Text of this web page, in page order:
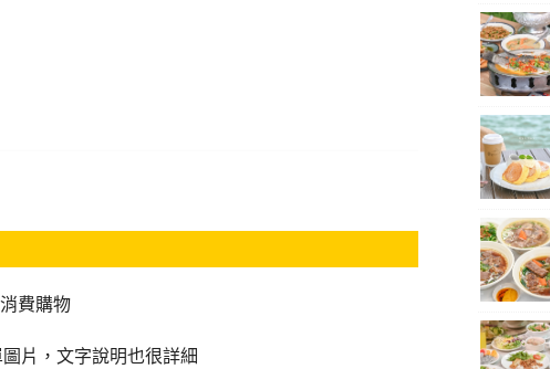
費購物
片，文字說明也很詳細